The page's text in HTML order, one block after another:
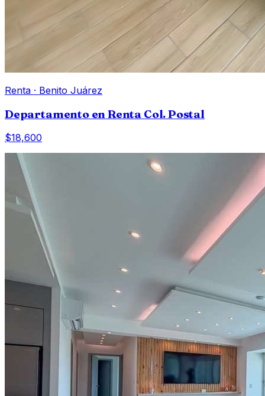
Renta · Benito Juárez
Departamento en Renta Col. Postal
$18,600